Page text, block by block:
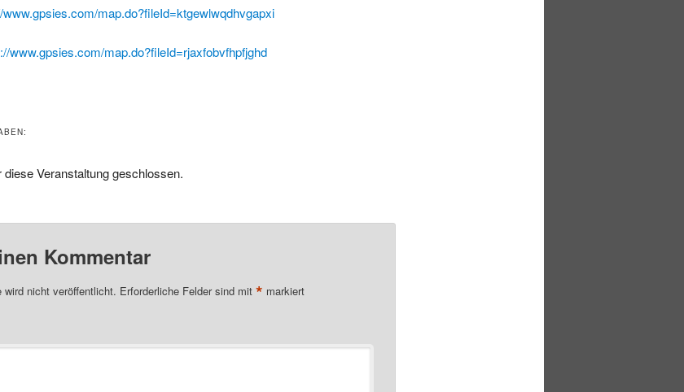
www.gpsies.com/map.do?fileId=ktgewlwqdhvgapxi
www.gpsies.com/map.do?fileId=rjaxfobvfhpfjghd
Veranstaltung geschlossen.
Kommentar
wird nicht veröffentlicht. Erforderliche Felder sind mit * markiert